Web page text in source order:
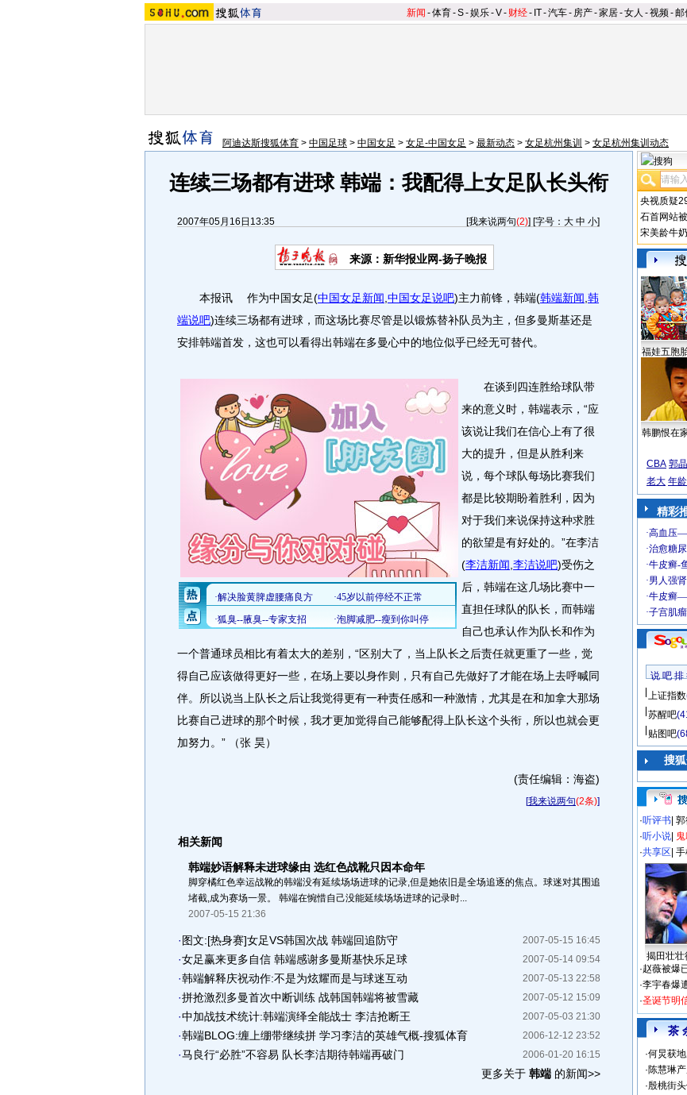
新闻 -体育-S-娱乐-V- 财经- IT-汽车- 房产-家居-女人 -视频-邮
阿迪达斯搜狐体育 > 中国足球 > 中国女足 > 女足-中国女足 > 最新动态 > 女足杭州集训 > 女足杭州集训动态
连续三场都有进球 韩端：我配得上女足队长头衔
2007年05月16日13:35 [我来说两句(2)] [字号： 大 中 小]
来源：新华报业网-扬子晚报
本报讯 作为中国女足(中国女足新闻 中国女足说吧)主力前锋，韩端(韩端新闻 韩
端说吧)连续三场都有进球，而这场比赛尽管是以锻炼替补队员为主，但多曼斯基还是
安排韩端首发，这也可以看得出韩端在多曼心中的地位似乎已经无可替代。
在谈到四连胜给球队带
来的意义时，韩端表示，“应
该说让我们在信心上有了很
大的提升，但是从胜利来
说，每个球队每场比赛我们
都是比较期盼着胜利，因为
对于我们来说保持这种求胜
的欲望是有好处的。”在李洁
(李洁新闻 李洁说吧)受伤之
后，韩端在这几场比赛中一
直担任球队的队长，而韩端
自己也承认作为队长和作为
一个普通球员相比有着太大的差别，“区别大了，当上队长之后责任就更重了一些，觉
得自己应该做得更好一些，在场上要以身作则，只有自己先做好了才能在场上去呼喊同
伴。所以说当上队长之后让我觉得更有一种责任感和一种激情，尤其是在和加拿大那场
比赛自己进球的那个时候，我才更加觉得自己能够配得上队长这个头衔，所以也就会更
加努力。” （张 昊）
(责任编辑：海盗)
[我来说两句(2条)]
相关新闻
韩端妙语解释未进球缘由 选红色战靴只因本命年
脚穿橘红色幸运战靴的韩端没有延续场场进球的记录,但是她依旧是全场追逐的焦点。球迷对其围追
堵截,成为赛场一景。 韩端在惋惜自己没能延续场场进球的记录时...
2007-05-15 21:36
2007-05-15 16:45
·图文:[热身赛]女足VS韩国次战 韩端回追防守
2007-05-14 09:54
·女足赢来更多自信 韩端感谢多曼斯基快乐足球
2007-05-13 22:58
·韩端解释庆祝动作:不是为炫耀而是与球迷互动
2007-05-12 15:09
·拼抢激烈多曼首次中断训练 战韩国韩端将被雪藏
2007-05-03 21:30
·中加战技术统计:韩端演绎全能战士 李洁抢断王
2006-12-12 23:52
·韩端BLOG:缠上绷带继续拼 学习李洁的英雄气概-搜狐体育
2006-01-20 16:15
·马良行“必胜”不容易 队长李洁期待韩端再破门
更多关于 韩端的新闻>>
央视质疑
石首网站
宋美龄牛
福娃五胞
韩鹏恨在
CBA 郭
老大 年
精彩
说 吧 排
上证指数
苏醒吧
贴图吧
搜
·听评书
·听小说
·共享区 手
揭田壮壮
·赵薇被爆
·李宇春爆
·圣诞节明
茶
·何炅获
·陈慧琳
·殷桃街